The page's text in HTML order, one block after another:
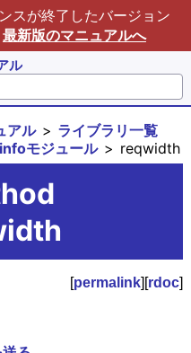
スが終了したバージョン
最新版のマニュアルへ
ル
アル
ライブラリ一覧
モジュール reqwidth
[permalink][rdoc]